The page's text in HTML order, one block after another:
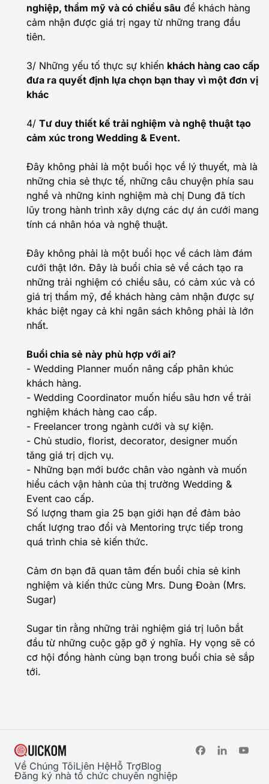
nghiệp, thẩm mỹ và có chiều sâu để khách hàng
cảm nhận được giá trị ngay từ những trang đầu
tiên.
3/ Những yếu tố thực sự khiến khách hàng cao cấp
đưa ra quyết định lựa chọn bạn thay vì một đơn vị
khác
4/ Tư duy thiết kế trải nghiệm và nghệ thuật tạo
cảm xúc trong Wedding & Event.
Đây không phải là một buổi học về lý thuyết, mà là
những chia sẻ thực tế, những câu chuyện phía sau
nghề và những kinh nghiệm mà chị Dung đã tích
lũy trong hành trình xây dựng các dự án cưới mang
tính cá nhân hóa và nghệ thuật.
Đây không phải là một buổi học về cách làm đám
cưới thật lớn. Đây là buổi chia sẻ về cách tạo ra
những trải nghiệm có chiều sâu, có cảm xúc và có
giá trị thẩm mỹ, để khách hàng cảm nhận được sự
khác biệt ngay cả khi ngân sách không phải là lớn
nhất.
Buổi chia sẻ này phù hợp với ai?
- Wedding Planner muốn nâng cấp phân khúc
khách hàng.
- Wedding Coordinator muốn hiểu sâu hơn về trải
nghiệm khách hàng cao cấp.
- Freelancer trong ngành cưới và sự kiện.
- Chủ studio, florist, decorator, designer muốn
tăng giá trị dịch vụ.
- Những bạn mới bước chân vào ngành và muốn
hiểu cách vận hành của thị trường Wedding &
Event cao cấp.
Số lượng tham gia 25 bạn giới hạn để đảm bảo
chất lượng trao đổi và Mentoring trực tiếp trong
quá trình chia sẻ kiến thức.
Cảm ơn bạn đã quan tâm đến buổi chia sẻ kinh
nghiệm và kiến thức cùng Mrs. Dung Đoàn (Mrs.
Sugar)
Sugar tin rằng những trải nghiệm giá trị luôn bắt
đầu từ những cuộc gặp gỡ ý nghĩa. Hy vọng sẽ có
cơ hội đồng hành cùng bạn trong buổi chia sẻ sắp
tới.
Về Chúng TôiLiên HệHỗ TrợBlog
Đăng ký nhà tổ chức chuyên nghiệp